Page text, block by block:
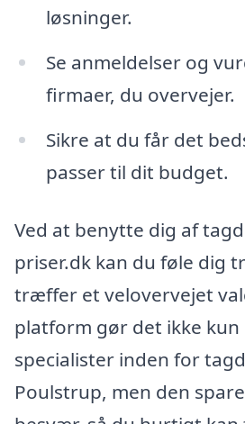
løsninger.
Se anmeldelser og
firmaer, du overvejer.
Sikre at du får det
passer til dit budget.
Ved at benytte dig af
priser.dk kan du føle dig
træffer et velovervejet
platform gør det ikke
specialister inden for
Poulstrup, men den